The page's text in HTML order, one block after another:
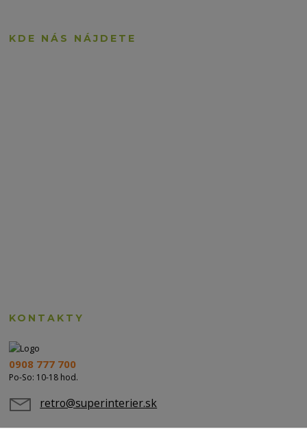
KDE NÁS NÁJDETE
KONTAKTY
0908 777 700
Po-So: 10-18 hod.
retro@superinterier.sk